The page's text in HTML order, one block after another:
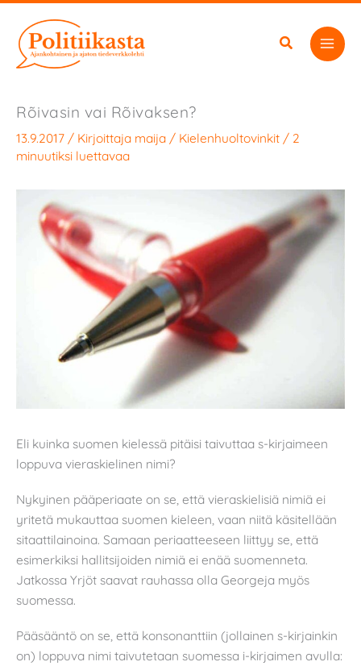
sisältöön
Rõivasin vai Rõivaksen?
13.9.2017 / Kirjoittaja maija / Kielenhuoltovinkit / 2
minuutiksi luettavaa
Eli kuinka suomen kielessä pitäisi taivuttaa s-kirjaimeen
loppuva vieraskielinen nimi?
Nykyinen pääperiaate on se, että vieraskielisiä nimiä ei
yritetä mukauttaa suomen kieleen, vaan niitä käsitellään
sitaattilainoina. Samaan periaatteeseen liittyy se, että
esimerkiksi hallitsijoiden nimiä ei enää suomenneta.
Jatkossa Yrjöt saavat rauhassa olla Georgeja myös
suomessa.
Pääsääntö on se, että konsonanttiin (jollainen s-kirjainkin
on) loppuva nimi taivutetaan suomessa i-kirjaimen avulla: